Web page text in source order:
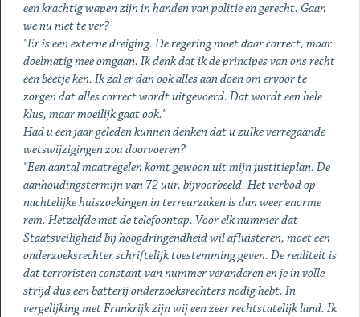
een krachtig wapen zijn in handen van politie en gerecht. Gaan
we nu niet te ver?
"Er is een externe dreiging. De regering moet daar correct, maar
doelmatig mee omgaan. Ik denk dat ik de principes van ons recht
een beetje ken. Ik zal er dan ook alles aan doen om ervoor te
zorgen dat alles correct wordt uitgevoerd. Dat wordt een hele
klus, maar moeilijk gaat ook."
Had u een jaar geleden kunnen denken dat u zulke verregaande
wetswijzigingen zou doorvoeren?
"Een aantal maatregelen komt gewoon uit mijn justitieplan. De
aanhoudingstermijn van 72 uur, bijvoorbeeld. Het verbod op
nachtelijke huiszoekingen in terreurzaken is dan weer enorme
rem. Hetzelfde met de telefoontap. Voor elk nummer dat
Staatsveiligheid bij hoogdringendheid wil afluisteren, moet een
onderzoeksrechter schriftelijk toestemming geven. De realiteit is
dat terroristen constant van nummer veranderen en je in volle
strijd dus een batterij onderzoeksrechters nodig hebt. In
vergelijking met Frankrijk zijn wij een zeer rechtstatelijk land. Ik